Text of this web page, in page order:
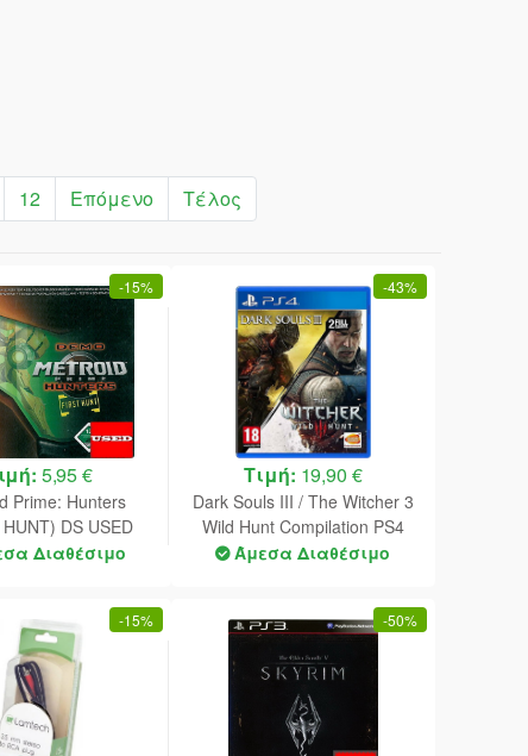
12 Επόμενο Τέλος
-15%
5,95 €
Prime: Hunters
DS USED
(Cart Only)
Διαθέσιμο
-43%
Τιμή: 19,90 €
Dark Souls III / The Witcher 3
Wild Hunt Compilation PS4
NEW
Άμεσα Διαθέσιμο
-15% -50%